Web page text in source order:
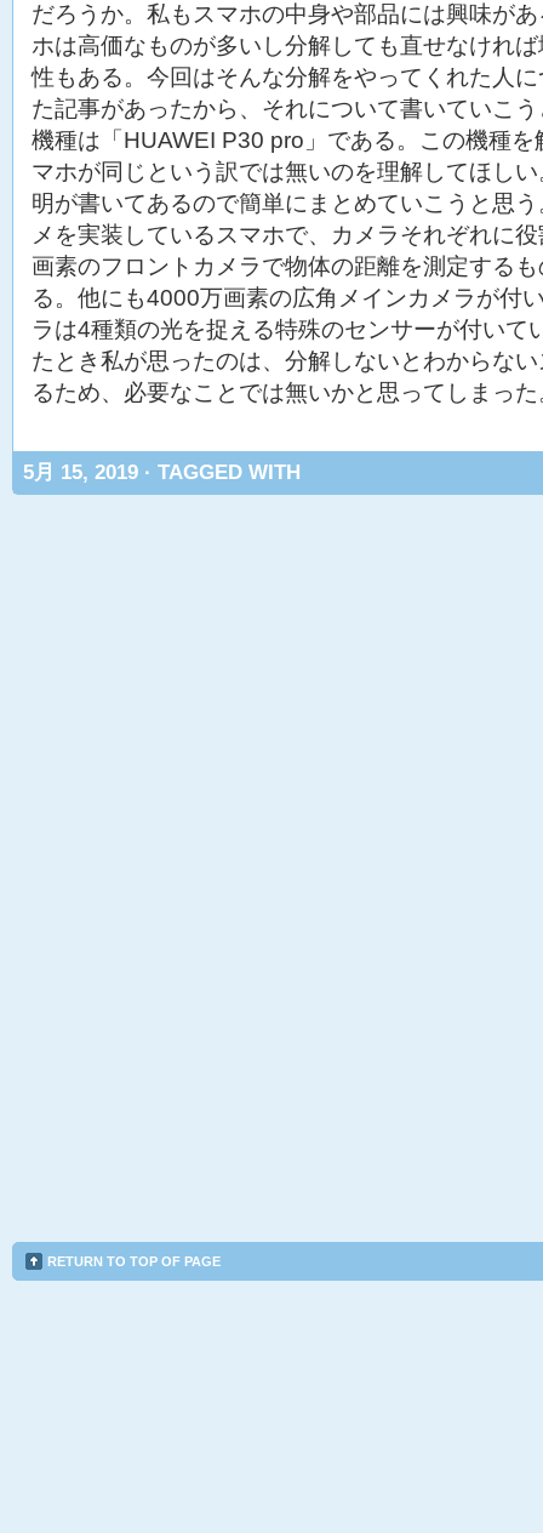
だろうか。私もスマホの中身や部品には興味が
ホは高価なものが多いし分解しても直せなけれ
性もある。今回はそんな分解をやってくれた人
た記事があったから、それについて書いていこ
機種は「HUAWEI P30 pro」である。この機種
マホが同じという訳では無いのを理解してほし
明が書いてあるので簡単にまとめていこうと思
メを実装しているスマホで、カメラそれぞれに
画素のフロントカメラで物体の距離を測定する
る。他にも4000万画素の広角メインカメラが付
ラは4種類の光を捉える特殊のセンサーが付いて
たとき私が思ったのは、分解しないとわからな
るため、必要なことでは無いかと思ってしまった
5月 15, 2019 · TAGGED WITH
RETURN TO TOP OF PAGE